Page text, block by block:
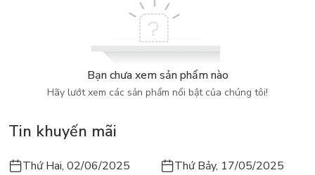
Bạn chưa xem sản phẩm nào
Hãy lướt xem các sản phẩm nổi bật của chúng tôi!
Tin khuyến mãi
Thứ Hai, 02/06/2025 Thứ Bảy, 17/05/2025